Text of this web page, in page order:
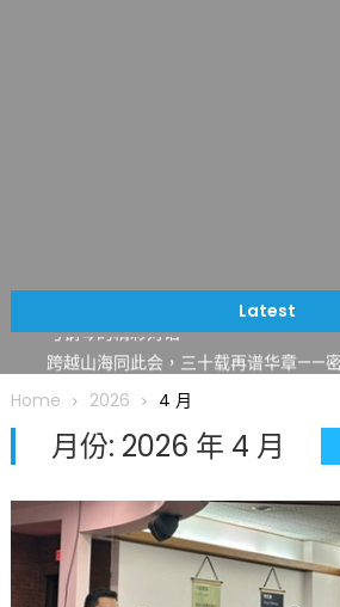
Latest
筝声与琴韵交汇：刘励(Li Statler)与
跨越山海同此会，三十载再谱华章——
圆满举行
圣路易龙舟俱乐部5月16日龙舟体验日
趣 + 水上竞速魅力
执掌密苏里植物园近四十年 致力推动
合作 Peter Raven 博士逝世 享年89岁
一晃三十年，初夏又相逢。中华日，
园“中华日三十周年特别报道（五）
Home 2026 4 月
月份: 2026 年 4 月